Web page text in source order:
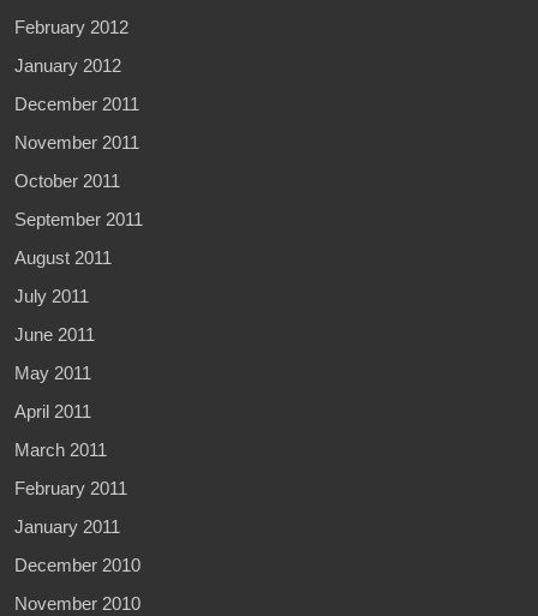
February 2012
January 2012
December 2011
November 2011
October 2011
September 2011
August 2011
July 2011
June 2011
May 2011
April 2011
March 2011
February 2011
January 2011
December 2010
November 2010